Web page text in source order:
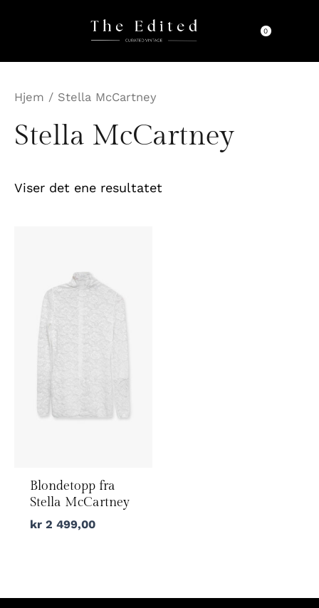
innholdet
0
Hjem / Stella McCartney
Stella McCartney
Viser det ene resultatet
Blondetopp fra
Stella McCartney
kr2 499,00